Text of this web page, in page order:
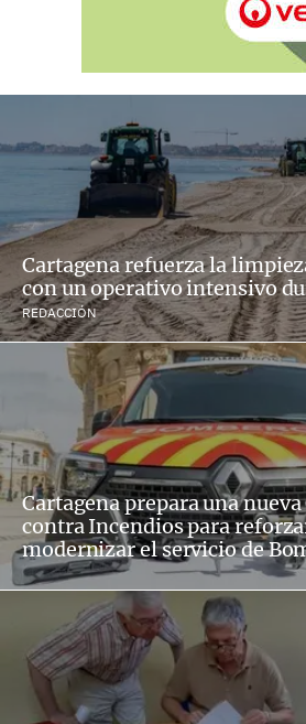
Cartagena refuerza la
con un operativo intensivo
REDACCIÓN
Cartagena prepara una
contra Incendios para
modernizar el servicio de